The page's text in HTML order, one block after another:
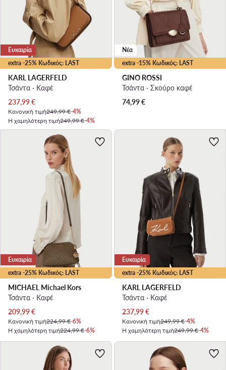
extra -25% Κωδικός: LAST
Ευκαιρία
KARL LAGERFELD
Τσάντα · Καφέ
Τρέχουσα τιμή
237,99€
Κανονική τιμή249,99 €-4%
Η χαμηλότερη τιμή249,99 €-4%
extra -15% Κωδικός: LAST
Νέα
GINO ROSSI
Τσάντα · Σκούρο καφέ
74,99€
extra -25% Κωδικός: LAST
Ευκαιρία
MICHAEL Michael Kors
Τσάντα · Καφέ
Τρέχουσα τιμή
209,99€
Κανονική τιμή224,99 €-6%
Η χαμηλότερη τιμή224,99 €-6%
extra -25% Κωδικός: LAST
Ευκαιρία
KARL LAGERFELD
Τσάντα · Καφέ
Τρέχουσα τιμή
237,99€
Κανονική τιμή249,99 €-4%
Η χαμηλότερη τιμή249,99 €-4%